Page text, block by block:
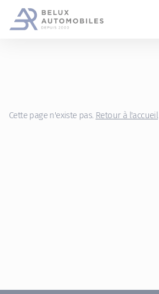
Cette page n'existe pas. Retour à l'accueil
Gestion des cookies